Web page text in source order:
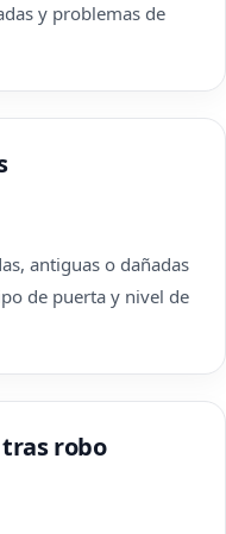
y problemas de
antiguas o dañadas
de puerta y nivel de
robo